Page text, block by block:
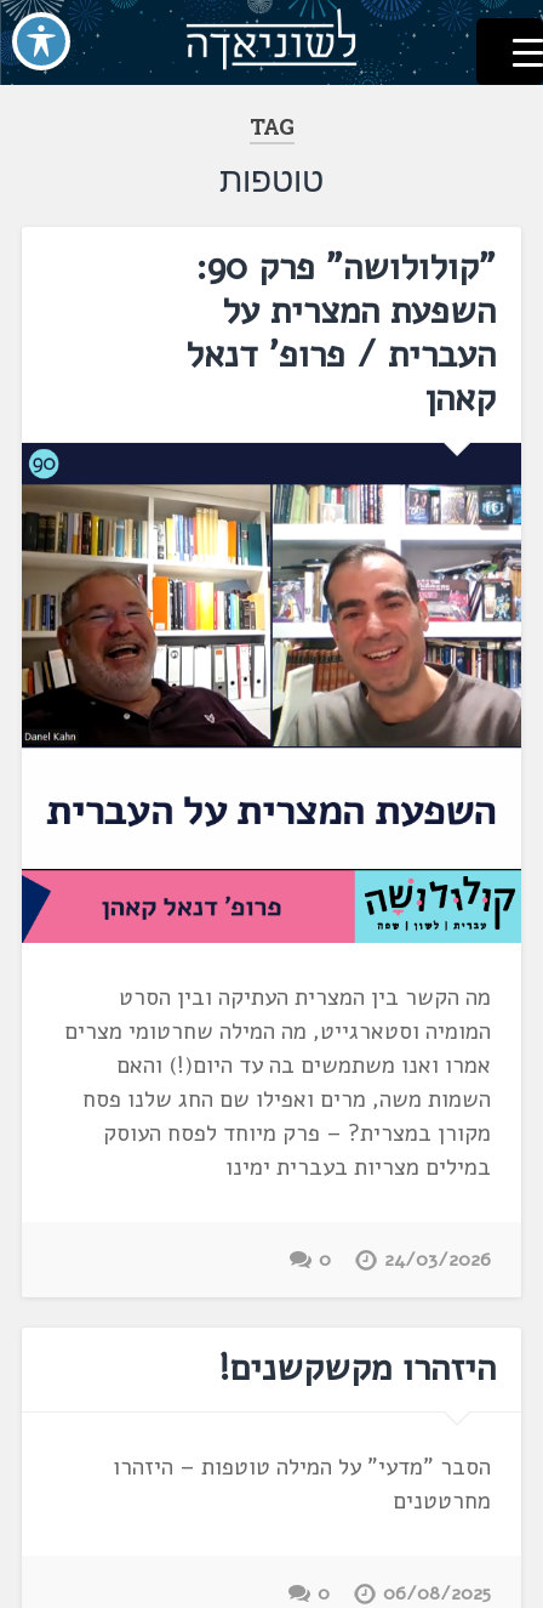
דלג
לתוכן
לשוניאדה
עברית. לשון. שפה
TAG
טוטפות
"קולולושה" פרק 90:
השפעת המצרית על
העברית / פרופ' דנאל
קאהן
מה הקשר בין המצרית העתיקה ובין הסרט
המומיה וסטארגייט, מה המילה שחרטומי מצרים
אמרו ואנו משתמשים בה עד היום(!) והאם
השמות משה, מרים ואפילו שם החג שלנו פסח
מקורן במצרית? – פרק מיוחד לפסח העוסק
במילים מצריות בעברית ימינו
24/03/2026
0
היזהרו מקשקשנים!
הסבר "מדעי" על המילה טוטפות – היזהרו
מחרטטנים
06/08/2025
0